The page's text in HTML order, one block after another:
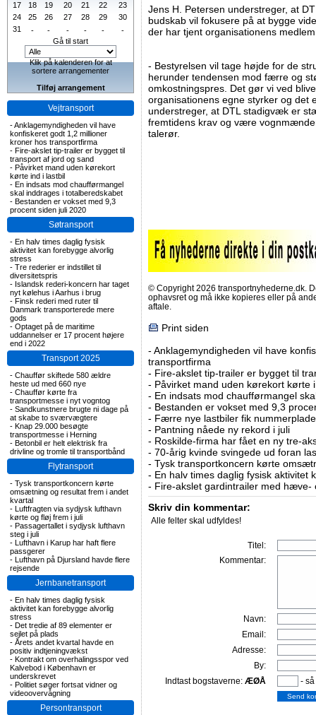
17
18 19 20 21 22
23
24
25 26 27 28 29
30
31
- - - - -
-
Gå til start
Klik på kalenderen for at
sortere arrangementer
Tilføj arrangement
Vejtransport
-Anklagemyndigheden vil have
konfiskeret godt 1,2 millioner
kroner hos transportfirma
- Fire-akslet tip-trailer er bygget til
transport af jord og sand
- Påvirket mand uden kørekort
kørte ind i lastbil
- En indsats mod chaufførmangel
skal inddrages i totalberedskabet
- Bestanden er vokset med 9,3
procent siden juli 2020
Søtransport
- En halv times daglig fysisk
aktivitet kan forebygge alvorlig
stress
- Tre rederier er indstillet til
diversitetspris
- Islandsk rederi-koncern har taget
nyt kølehus i Aarhus i brug
- Finsk rederi med ruter til
Danmark transporterede mere
gods
- Optaget på de maritime
uddannelser er 17 procent højere
end i 2022
Transport 2025
- Chauffør skiftede 580 ældre
heste ud med 660 nye
- Chauffør kørte fra
transportmesse i nyt vogntog
- Sandkunstnere brugte ni dage på
at skabe to sværvægtere
- Knap 29.000 besøgte
transportmesse i Herning
- Betonbil er helt elektrisk fra
drivline og tromle til transportbånd
Flytransport
- Tysk transportkoncern kørte
omsætning og resultat frem i andet
kvartal
- Luftfragten via sydjysk lufthavn
kørte og fløj frem i juli
- Passagertallet i sydjysk lufthavn
steg i juli
- Lufthavn i Karup har haft flere
passgerer
- Lufthavn på Djursland havde flere
rejsende
Jernbanetransport
- En halv times daglig fysisk
aktivitet kan forebygge alvorlig
stress
- Det tredie af 89 elementer er
sejlet på plads
- Årets andet kvartal havde en
positiv indtjeningvækst
- Kontrakt om overhalingsspor ved
Kalvebod i København er
underskrevet
- Politiet søger fortsat vidner og
videoovervågning
Persontransport
Jens H. Petersen understreger, at
budskab vil fokusere på at bygge
der har tjent organisationens
- Bestyrelsen vil tage højde for de
herunder tendensen mod færre og
omkostningspres. Det gør vi ved
organisationens egne styrker og det
understreger, at DTL stadigvæk er
fremtidens krav og være
talerør.
© Copyright 2026 transportnyhederne.dk.
ophavsret og må ikke kopieres eller på
aftale.
Print siden
- Anklagemyndigheden vil have
transportfirma
- Fire-akslet tip-trailer er bygget til
- Påvirket mand uden kørekort kørte
- En indsats mod chaufførmangel
- Bestanden er vokset med 9,3
- Færre nye lastbiler fik
- Pantning nåede ny rekord i juli
- Roskilde-firma har fået en ny tre-
- 70-årig kvinde svingede ud foran
- Tysk transportkoncern kørte
- En halv times daglig fysisk aktivitet
- Fire-akslet gardintrailer med hæve-
Skriv din kommentar:
Alle felter skal udfyldes!
Titel:
Kommentar:
Navn:
Email:
Adresse:
By:
Indtast bogstaverne: ÆØÅ -